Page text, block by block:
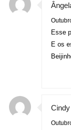
Esse
E os
Cindy